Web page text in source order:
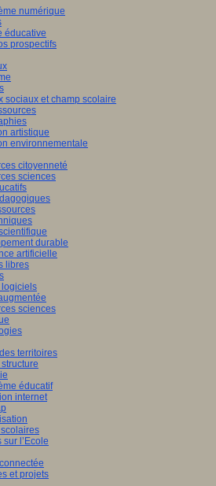
numérique
éducative
prospectifs
sociaux et champ scolaire
artistique
environnementale
citoyenneté
sciences
durable
artificielle
libres
logiciels
sciences
territoires
éducatif
internet
sur l’Ecole
et projets